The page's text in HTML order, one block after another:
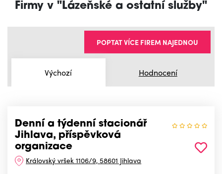
Firmy v "Lázeňské a ostatní služby"
Výchozí Hodnocení
POPTAT VÍCE FIREM NAJEDNOU
Denní a týdenní stacionář
Jihlava, příspěvková
organizace
Královský vršek 1106/9, 58601 Jihlava